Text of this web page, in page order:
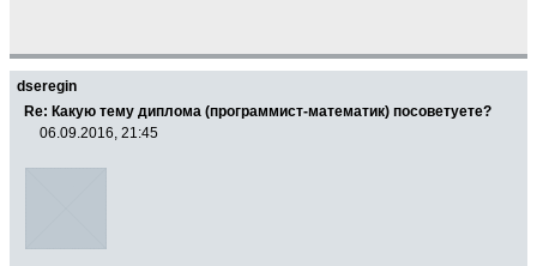
dseregin
Re: Какую тему диплома (программист-математик) посоветуете?
06.09.2016, 21:45